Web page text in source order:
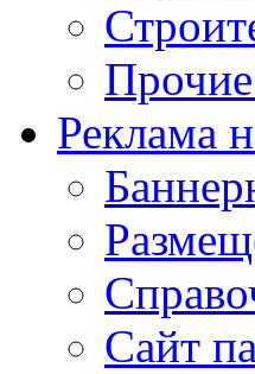
Реклама
Сайт